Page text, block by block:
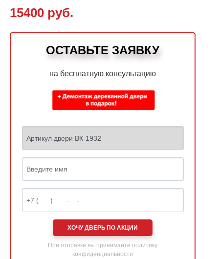
15400 руб.
ОСТАВЬТЕ ЗАЯВКУ
на бесплатную консультацию
ХОЧУ ДВЕРЬ ПО АКЦИИ
При отправке вы принимаете политику
конфиденциальности